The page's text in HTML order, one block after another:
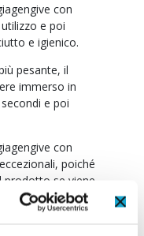
con
e poi
e igienico.
pesante, il
immerso in
e poi
con
poiché
prodotto se viene